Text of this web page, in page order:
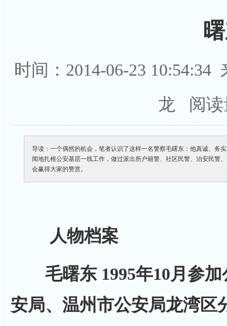
时间：2014-06-23
龙 阅读
导读：一个偶然的机会，笔者认识了这样一名警察毛曙东：他真诚、务
闻地扎根公安基层一线工作，做过派出所户籍警、社区民警、治安民警
会赢得大家的赞赏。
人物档案
毛曙东 1995年10月参加
安局、温州市公安局龙湾区